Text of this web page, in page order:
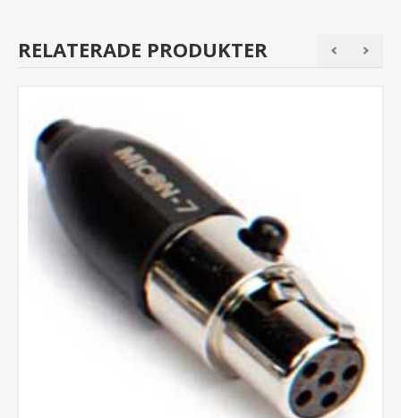
RELATERADE PRODUKTER